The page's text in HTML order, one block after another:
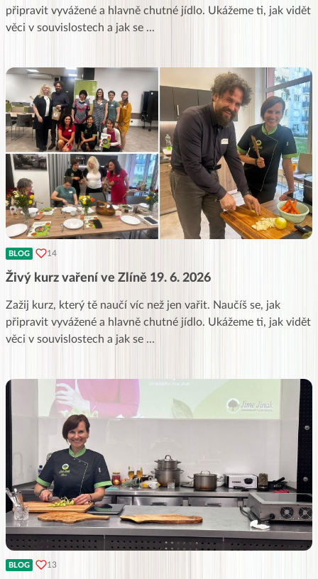
připravit vyvážené a hlavně chutné jídlo. Ukážeme ti, jak vidět
věci v souvislostech a jak se ...
BLOG 14
Živý kurz vaření ve Zlíně 19. 6. 2026
Zažij kurz, který tě naučí víc než jen vařit. Naučíš se, jak
připravit vyvážené a hlavně chutné jídlo. Ukážeme ti, jak vidět
věci v souvislostech a jak se ...
BLOG 13